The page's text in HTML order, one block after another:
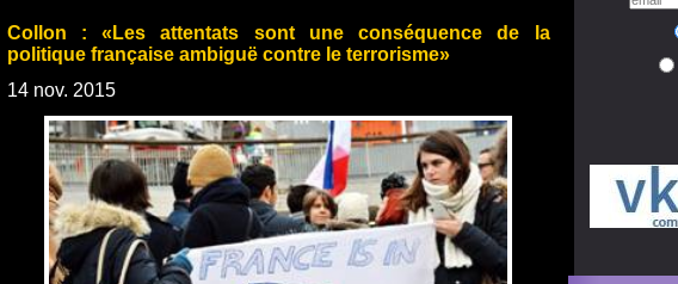
Collon : «Les attentats sont une conséquence de la
politique française ambiguë contre le terrorisme»
14 nov. 2015